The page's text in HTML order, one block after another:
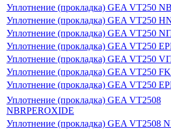
Уплотнение (прокладка) GEA VT250
Уплотнение (прокладка) GEA VT250
Уплотнение (прокладка) GEA VT250
Уплотнение (прокладка) GEA VT250
Уплотнение (прокладка) GEA VT250
Уплотнение (прокладка) GEA VT250
Уплотнение (прокладка) GEA VT250
Уплотнение (прокладка) GEA VT2508
NBRPEROXIDE
Уплотнение (прокладка) GEA VT2508